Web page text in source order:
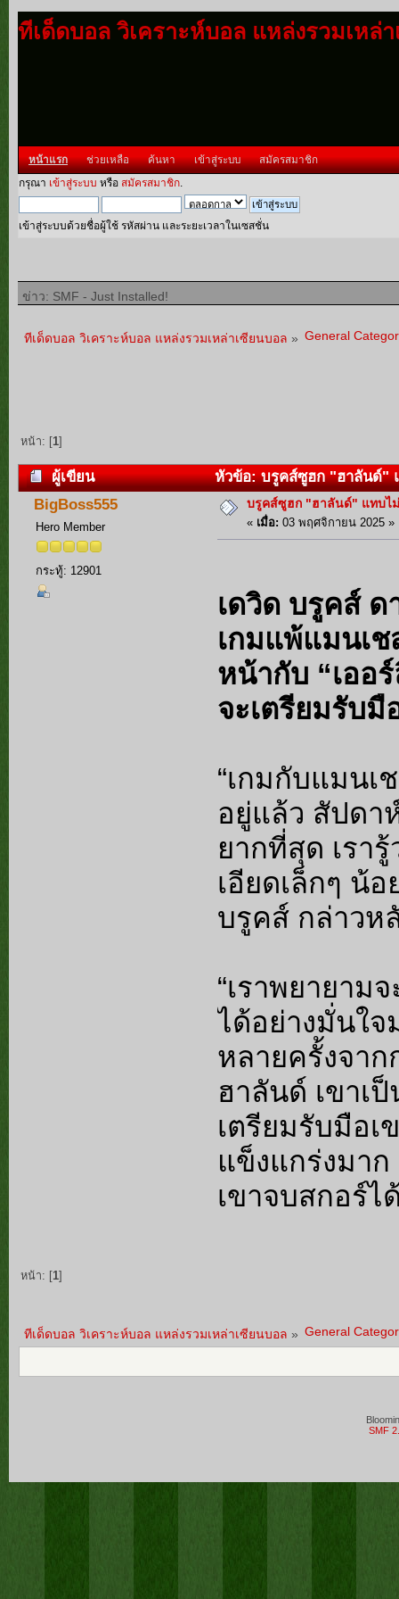
ทีเด็ดบอล วิเคราะห์บอล แหล่งรวมเหล่
หน้าแรก ช่วยเหลือ ค้นหา เข้าสู่ระบบ สมัครสมาชิก
กรุณา เข้าสู่ระบบ หรือ สมัครสมาชิก.
เข้าสู่ระบบด้วยชื่อผู้ใช้ รหัสผ่าน และระยะเวลาในเซสชั่น
ข่าว: SMF - Just Installed!
ทีเด็ดบอล วิเคราะห์บอล แหล่งรวมเหล่าเซียนบอล » General
หน้า: [ 1]
ผู้เขียน
หัวข้อ: บรูคส์ซูฮก "ฮาลันด์"
BigBoss555
Hero Member
กระทู้: 12901
บรูคส์ซูฮก "ฮาลันด์" แทบไ
« เมื่อ: 03 พฤศจิกายน 2025 »
เดวิด บรูคส์
เกมแพ้แมนเ
หน้ากับ “เออ
จะเตรียมรับมื
“เกมกับแมนเ
อยู่แล้ว สัปดา
ยากที่สุด เรา
เอียดเล็กๆ น้
บรูคส์ กล่าวห
“เราพยายาม
ได้อย่างมั่นใจ
หลายครั้งจา
ฮาลันด์ เขาเ
เตรียมรับมือเ
แข็งแกร่งมา
เขาจบสกอร์ไ
หน้า: [1]
ทีเด็ดบอล วิเคราะห์บอล แหล่งรวมเหล่าเซียนบอล » General
SMF